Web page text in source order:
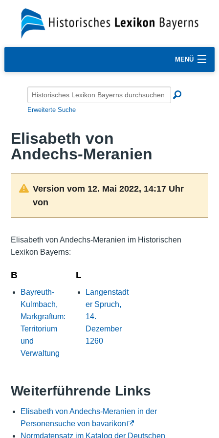
MENÜ
Erweiterte Suche
Elisabeth von
Andechs-Meranien
Version vom 12. Mai 2022, 14:17 Uhr
von
Elisabeth von Andechs-Meranien im Historischen
Lexikon Bayerns:
B
Bayreuth-
Kulmbach,
Markgraftum:
Territorium
und
Verwaltung
L
Langenstadt
er Spruch,
14.
Dezember
1260
Weiterführende Links
Elisabeth von Andechs-Meranien in der
Personensuche von bavarikon
Normdatensatz im Katalog der Deutschen